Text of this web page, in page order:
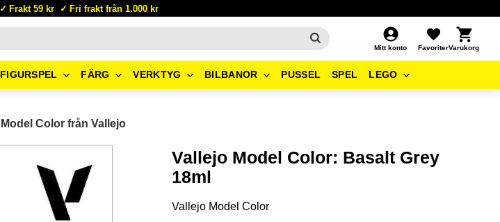
Frakt 59 kr Fri frakt från 1.000 kr
Mitt konto
Favoriter
Kundvagn
FIGURSPEL FÄRG VERKTYG BILBANOR PUSSEL SPEL LEGO
Model Color från Vallejo
Vallejo Model Color: Basalt Grey
18ml
Vallejo Model Color